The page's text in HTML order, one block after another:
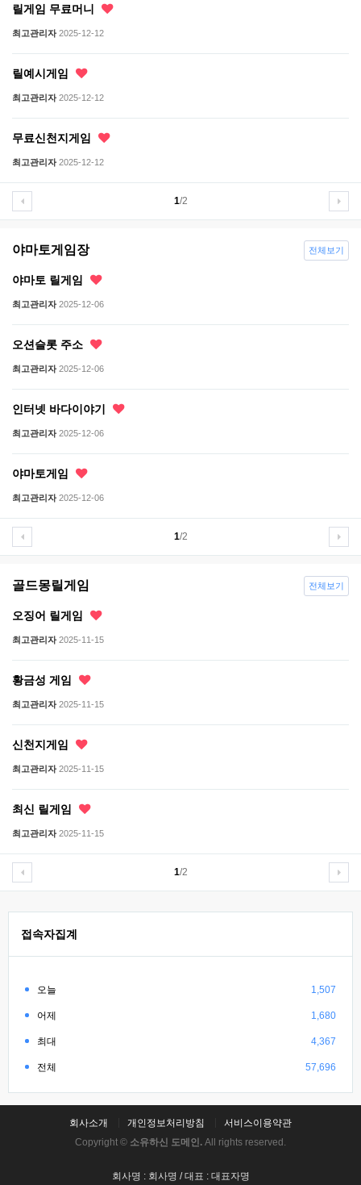
릴게임 무료머니
최고관리자 2025-12-12
릴예시게임
최고관리자 2025-12-12
무료신천지게임
최고관리자 2025-12-12
1/2
야마토게임장
야마토 릴게임
최고관리자 2025-12-06
오션슬롯 주소
최고관리자 2025-12-06
인터넷 바다이야기
최고관리자 2025-12-06
야마토게임
최고관리자 2025-12-06
1/2
전체보기
골드몽릴게임
오징어 릴게임
최고관리자 2025-11-15
황금성 게임
최고관리자 2025-11-15
신천지게임
최고관리자 2025-11-15
최신 릴게임
최고관리자 2025-11-15
1/2
전체보기
접속자집계
오늘 1,507
어제 1,680
최대 4,367
전체 57,696
회사소개 개인정보처리방침
서비스이용약관
Copyright © 소유하신 도메인. All rights reserved.
회사명 : 회사명 / 대표 : 대표자명